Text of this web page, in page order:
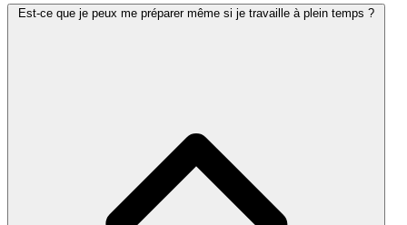
Est-ce que je peux me préparer même si je travaille à plein temps ?